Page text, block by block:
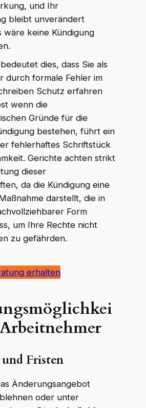
und Ihr
bleibt unverändert
wäre keine Kündigung
dies, dass Sie als
durch formale Fehler im
Schutz erfahren
wenn die
Gründe für die
bestehen, führt ein
fehlerhaftes Schriftstück
Gerichte achten strikt
dieser
da die Kündigung eine
darstellt, die in
Form
um Ihre Rechte nicht
zu gefährden.
erhalten
Fristen
Änderungsangebot
oder unter